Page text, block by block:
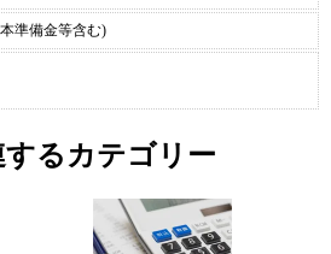
準備金等含む)
るカテゴリー